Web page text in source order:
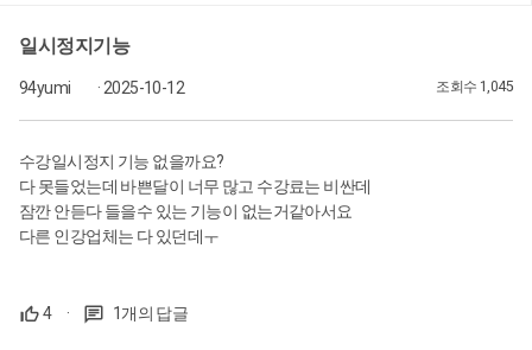
일시정지기능
94yumi · 2025-10-12 조회수 1,045
수강일시정지 기능 없을까요?
다 못들었는데 바쁜달이 너무 많고 수강료는 비싼데
잠깐 안듣다 들을수 있는 기능이 없는거같아서요
다른 인강업체는 다 있던데ㅜ
4 · 1개의 답글